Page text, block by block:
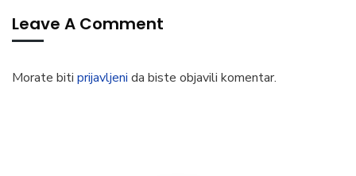
Leave A Comment
Morate biti prijavljeni da biste objavili komentar.